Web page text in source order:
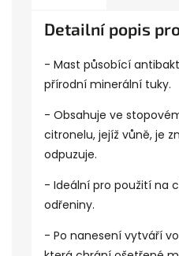
Detailní popis
- Mast působící
přírodní minerální tuky.
- Obsahuje ve
citronelu, jejíž vůně, je
odpuzuje.
- Ideální pro použití na
odřeniny.
- Po nanesení vytváří